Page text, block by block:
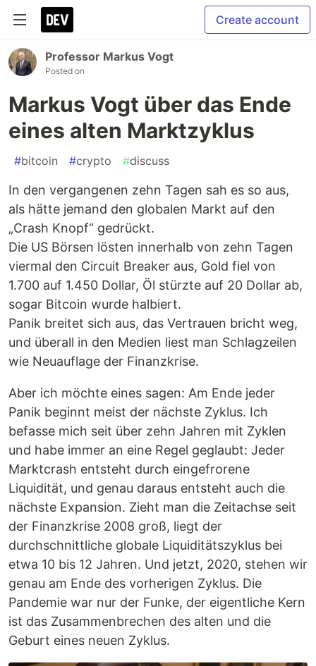
Create account
Professor Markus Vogt
Posted on
Markus Vogt über das Ende
eines alten Marktzyklus
#bitcoin #crypto #discuss
In den vergangenen zehn Tagen sah es so aus,
als hätte jemand den globalen Markt auf den
„Crash Knopf“ gedrückt.
Die US Börsen lösten innerhalb von zehn Tagen
viermal den Circuit Breaker aus, Gold fiel von
1.700 auf 1.450 Dollar, Öl stürzte auf 20 Dollar ab,
sogar Bitcoin wurde halbiert.
Panik breitet sich aus, das Vertrauen bricht weg,
und überall in den Medien liest man Schlagzeilen
wie Neuauflage der Finanzkrise.
Aber ich möchte eines sagen: Am Ende jeder
Panik beginnt meist der nächste Zyklus. Ich
befasse mich seit über zehn Jahren mit Zyklen
und habe immer an eine Regel geglaubt: Jeder
Marktcrash entsteht durch eingefrorene
Liquidität, und genau daraus entsteht auch die
nächste Expansion. Zieht man die Zeitachse seit
der Finanzkrise 2008 groß, liegt der
durchschnittliche globale Liquiditätszyklus bei
etwa 10 bis 12 Jahren. Und jetzt, 2020, stehen wir
genau am Ende des vorherigen Zyklus. Die
Pandemie war nur der Funke, der eigentliche Kern
ist das Zusammenbrechen des alten und die
Geburt eines neuen Zyklus.